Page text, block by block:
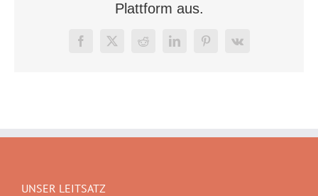
Plattform aus.
Facebook
X RedditLinkedInPinterest
Vk
UNSER LEITSATZ